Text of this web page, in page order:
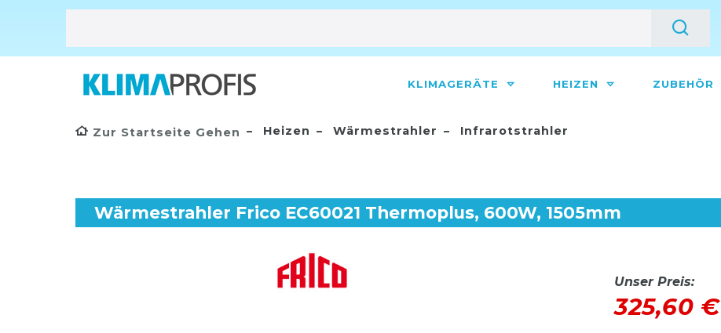
KLIMAGERÄTE HEIZEN ZUBEHÖR
Zur Startseite Gehen Heizen Wärmestrahler Infrarotstrahler
Wärmestrahler Frico EC60021 Thermoplus, 600W, 1505mm
Unser Preis:
325,60 €